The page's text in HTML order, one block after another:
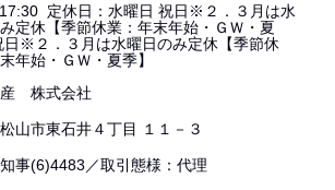
定休日：水曜日 祝日※２．３月は水
定休【季節休業：年末年始・ＧＷ・夏
日※２．３月は水曜日のみ定休【季節休
年始・ＧＷ・夏季】
株式会社
山市東石井４丁目 １１－３
事(6)4483／取引態様：代理